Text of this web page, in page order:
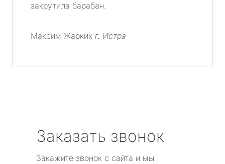
закрутила барабан.
Максим Жарких г. Истра
Заказать звонок
Закажите звонок с сайта и мы